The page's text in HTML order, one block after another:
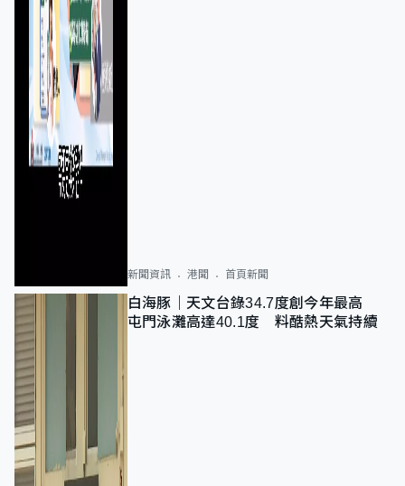
新聞資訊 港聞 首頁新聞
白海豚｜天文台錄34.7度創今年最高
屯門泳灘高達40.1度 料酷熱天氣持續